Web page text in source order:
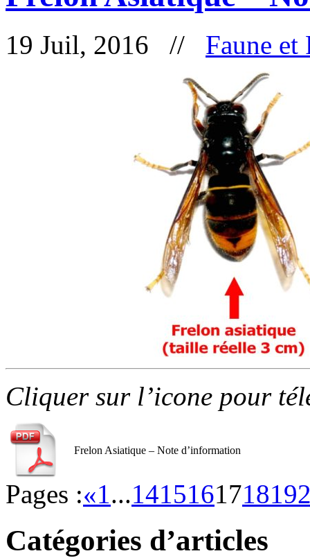
19 Juil, 2016 // Faune et
Cliquer sur l’icone pour
Frelon Asiatique – Note d’information
Pages :«1...141516171819
Catégories d’articles